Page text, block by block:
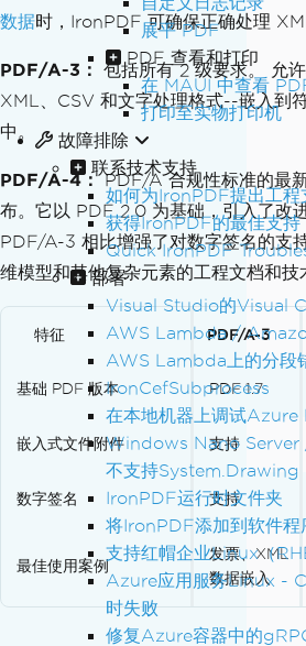
展平 PDF
PDF 查看和打印
在 MAUI 中查看
打印至实物打印机
故障排除
联系技术支持
如何为IronPDF提出工程
获得IronPDF的最佳支持
Quick IronPDF
部署
Visual Studio的Visual
AWS Lambda /
AWS Lambda上的分段
IronCefSubprocess
在本地机器上调试Azure
Windows Nano Server
不支持System.Drawing
IronPDF运行时文件夹
将IronPDF添加到软件程
支持红帽企业Linux（
Azure应用服务Linux -
时失败
修复Azure容器中的
数据时，IronPDF 可确保正确处理
PDF/A-3：
包括所有 2 级要求。 允
XML、CSV 和文字处理格式--嵌入到
中。
PDF/A-4：PDF/A 合规性标准的最
布。它以 PDF 2.0 为基础，引入了改
PDF/A-3 相比增强了对数字签名的支
维模型和其他复杂元素的工程文档和技
特征 PDF/A-3
基础 PDF 版本 PDF 1.7
嵌入式文件附件 支持
数字签名 支持
最佳使用案例
发票、XML
数据嵌入